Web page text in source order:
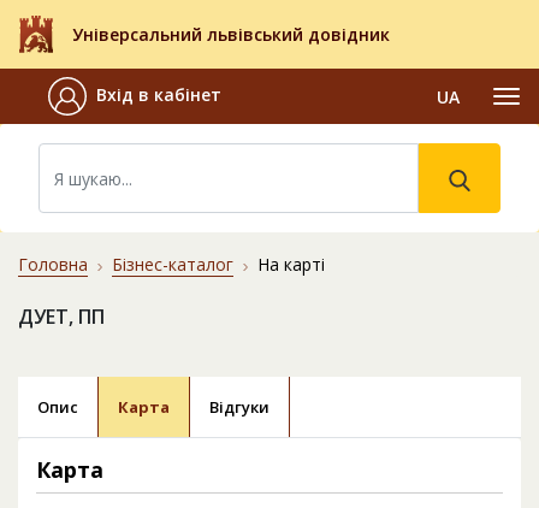
Універсальний львівський довідник
Вхід в кабінет UA
Головна Бізнес-каталог На карті
ДУЕТ, ПП
Опис Карта Відгуки
Карта